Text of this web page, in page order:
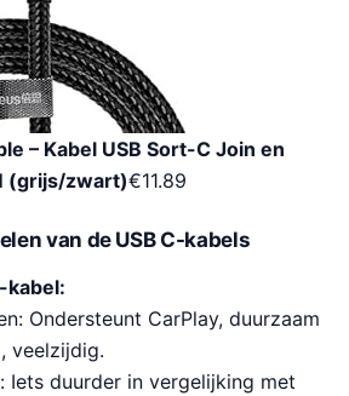
– Kabel USB Sort-C Join en
(grijs/zwart)€11.89
van de USB C-kabels
kabel:
Ondersteunt CarPlay, duurzaam
veelzijdig.
Iets duurder in vergelijking met